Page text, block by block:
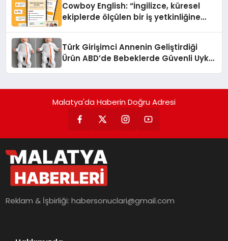
Cowboy English: “İngilizce, küresel
ekiplerde ölçülen bir iş yetkinliğine
Türk Girişimci Annenin Geliştirdiği
Ürün ABD’de Bebeklerde Güvenli Uyku
Malatya'da Haberin Doğru Adresi
Reklam & İşbirliği:habersonuclari@gmail.com